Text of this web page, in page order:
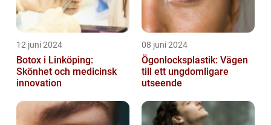
12 juni 2024
Botox i Linköping:
Skönhet och medicinsk
innovation
08 juni 2024
Ögonlocksplastik: Vägen
till ett ungdomligare
utseende